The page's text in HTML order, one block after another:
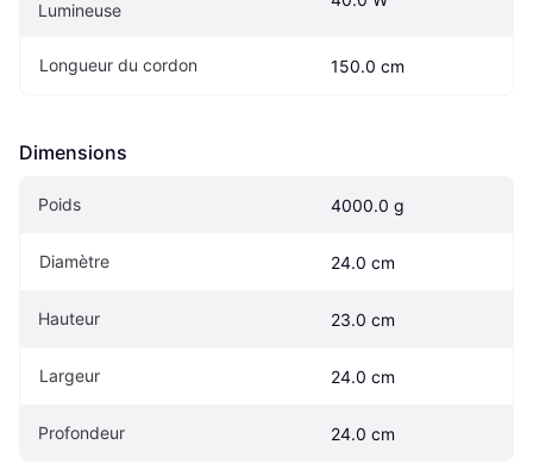
Lumineuse
Longueur du cordon 150.0 cm
Dimensions
Poids 4000.0 g
Diamètre 24.0 cm
Hauteur 23.0 cm
Largeur 24.0 cm
Profondeur 24.0 cm